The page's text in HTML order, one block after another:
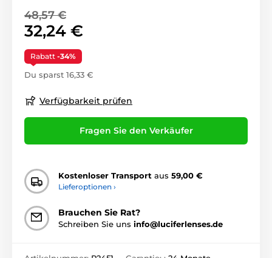
48,57 €
32,24 €
Rabatt -34%
Du sparst 16,33 €
Verfügbarkeit prüfen
Fragen Sie den Verkäufer
Kostenloser Transport aus 59,00 €
Lieferoptionen ›
Brauchen Sie Rat?
Schreiben Sie uns info@luciferlenses.de